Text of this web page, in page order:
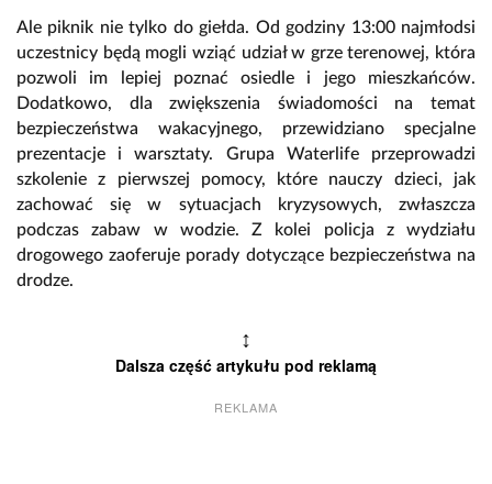
Ale piknik nie tylko do giełda. Od godziny 13:00 najmłodsi
uczestnicy będą mogli wziąć udział w grze terenowej, która
pozwoli im lepiej poznać osiedle i jego mieszkańców.
Dodatkowo, dla zwiększenia świadomości na temat
bezpieczeństwa wakacyjnego, przewidziano specjalne
prezentacje i warsztaty. Grupa Waterlife przeprowadzi
szkolenie z pierwszej pomocy, które nauczy dzieci, jak
zachować się w sytuacjach kryzysowych, zwłaszcza
podczas zabaw w wodzie. Z kolei policja z wydziału
drogowego zaoferuje porady dotyczące bezpieczeństwa na
drodze.
↕
Dalsza część artykułu pod reklamą
REKLAMA